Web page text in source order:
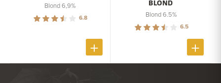
Blond 6,9%
6.8
BLOND
Blond 6.5%
6.5